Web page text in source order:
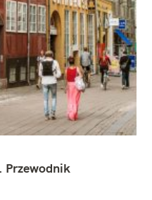
Przewodnik